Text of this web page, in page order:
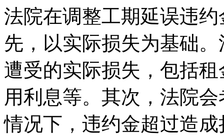
法院在调整工期延误违
先，以实际损失为基础
遭受的实际损失，包括
用利息等。其次，法院
情况下，违约金超过造